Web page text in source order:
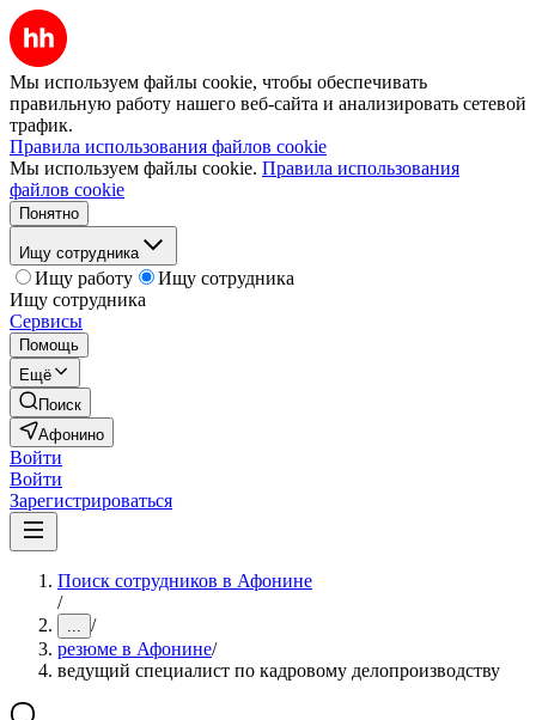
Мы используем файлы cookie, чтобы обеспечивать
правильную работу нашего веб-сайта и анализировать сетевой
трафик.
Правила использования файлов cookie
Мы используем файлы cookie. Правила использования
файлов cookie
Понятно
Ищу сотрудника
Ищу работу
Ищу сотрудника
Ищу сотрудника
Сервисы
Помощь
Ещё
Поиск
Афонино
Войти
Войти
Зарегистрироваться
Поиск сотрудников в Афонине
/
... /
резюме в Афонине/
ведущий специалист по кадровому делопроизводству